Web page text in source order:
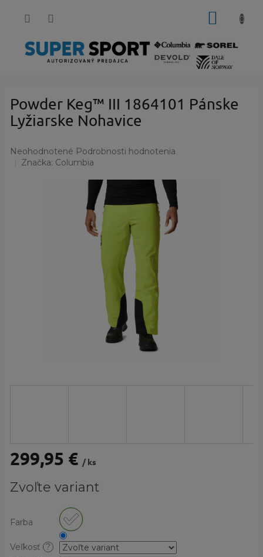
Powder Keg™ III 1864101 Pánske
Lyžiarske Nohavice
Priemerné
hodnotenie
Neohodnotené Podrobnosti hodnotenia
Značka: Columbia
299,95 € / ks
cena:
Zvoľte variant
Farba
Veľkosť ?